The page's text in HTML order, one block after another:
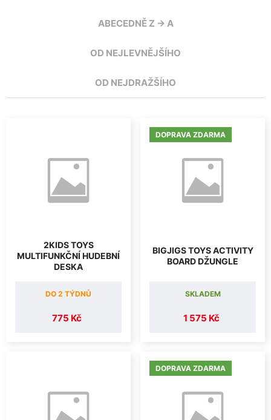
ABECEDNĚ Z -> A
OD NEJLEVNĚJŠÍHO
OD NEJDRAŽŠÍHO
2KIDS TOYS
MULTIFUNKČNÍ HUDEBNÍ
DESKA
775 Kč
DO 2 TÝDNŮ
DOPRAVA ZDARMA
BIGJIGS TOYS ACTIVITY
BOARD DŽUNGLE
1 575 Kč
SKLADEM
DOPRAVA ZDARMA